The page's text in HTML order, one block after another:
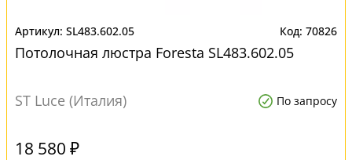
SL483.602.05 70826
Потолочная люстра Foresta SL483.602.05
ST Luce (Италия) По запросу
18 580 ₽